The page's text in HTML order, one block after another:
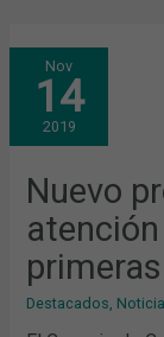
Nov
14
2019
Nuevo
Destacados
NUEVO
PROYECTO
CENTRADO
EN
LA
ATENCIÓN